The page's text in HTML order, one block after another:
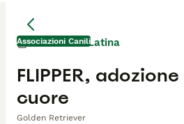
Associazioni Canili
FLIPPER,
cuore
Golden Retriever
2 settimane Latina